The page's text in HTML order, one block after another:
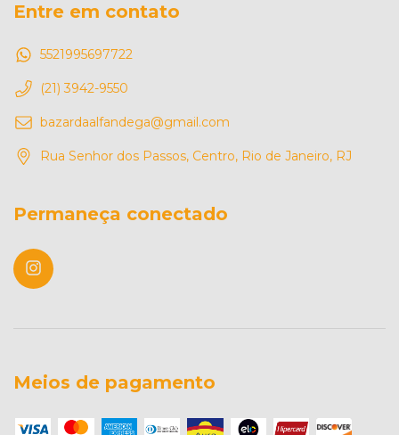
Entre em contato
5521995697722
(21) 3942-9550
bazardaalfandega@gmail.com
Rua Senhor dos Passos, Centro, Rio de Janeiro, RJ
Permaneça conectado
Meios de pagamento